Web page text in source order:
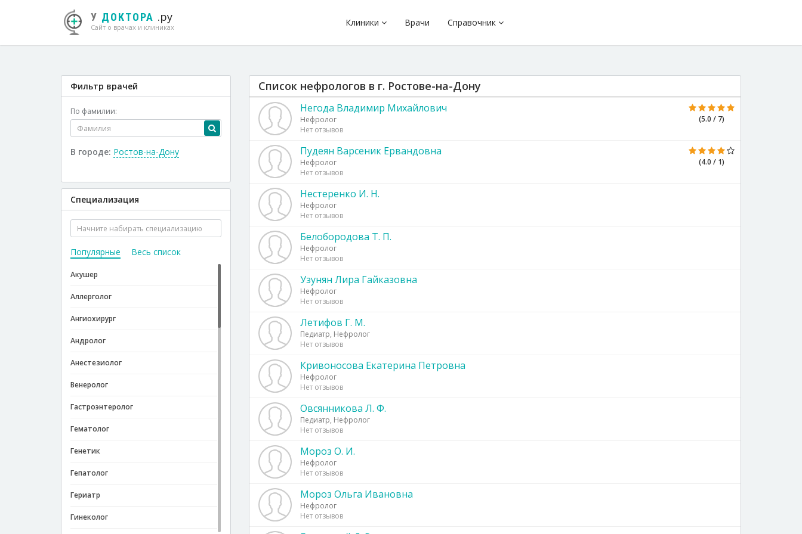
У ДОКТОРА .ру
Сайт о врачах и клиниках Клиники Врачи Справочник
Список нефрологов в г. Ростове-на-Дону
(5.0 / 7)
Негода Владимир Михайлович
Нефролог
Нет отзывов
(4.0 / 1)
Пудеян Варсеник Ервандовна
Нефролог
Нет отзывов
Нестеренко И. Н.
Нефролог
Нет отзывов
Белобородова Т. П.
Нефролог
Нет отзывов
Узунян Лира Гайказовна
Нефролог
Нет отзывов
Летифов Г. М.
Педиатр, Нефролог
Нет отзывов
Кривоносова Екатерина Петровна
Нефролог
Нет отзывов
Овсянникова Л. Ф.
Педиатр, Нефролог
Нет отзывов
Мороз О. И.
Нефролог
Нет отзывов
Мороз Ольга Ивановна
Нефролог
Нет отзывов
Фильтр врачей
По фамилии:
В городе: Ростов-на-Дону
Специализация
Популярные Весь список
Акушер
Аллерголог
Ангиохирург
Андролог
Анестезиолог
Венеролог
Гастроэнтеролог
Гематолог
Генетик
Гепатолог
Гериатр
Гинеколог